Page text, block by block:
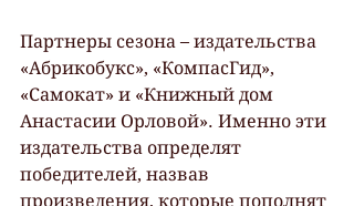
Партнеры сезона – издательства
«Абрикобукс», «КомпасГид»,
«Самокат» и «Книжный дом
Анастасии Орловой». Именно эти
издательства определят
победителей, назвав
произведения, которые пополнят